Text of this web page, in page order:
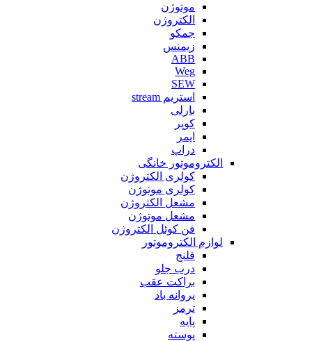
موتوژن
الکتروژن
جمکو
زیمنس
ABB
Weg
SEW
استریم stream
بارلی
کوپر
ایمر
دراپ
الکتروموتور خانگی
کولری الکتروژن
کولری موتوژن
مشعل الکتروژن
مشعل موتوژن
فن کوئل الکتروژن
لوازم الکتروموتور
فلنج
درب جلو
براکت عقب
پروانه باد
ترمز
پایه
پوسته